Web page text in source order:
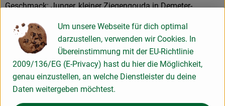
Geschmack: Junger, kleiner Ziegengouda in Demeter-
geben dem Käse seine frische Kräuterwürze.
Produktinformationen
Um unsere Webseite für dich optimal
darzustellen, verwenden wir Cookies. In
Übereinstimmung mit der EU-Richtlinie
2009/136/EG (E-Privacy) hast du hier die Möglichkeit,
genau einzustellen, an welche Dienstleister du deine
Daten weitergeben möchtest.